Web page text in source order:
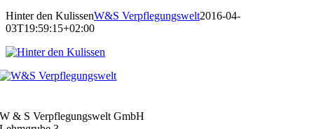
Hinter den KulissenW&S Verpflegungswelt2016-04-
03T19:59:15+02:00
W & S Verpflegungswelt GmbH